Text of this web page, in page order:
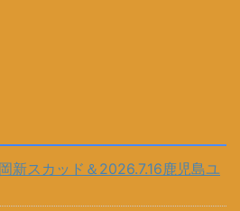
新スカッド＆2026.7.16鹿児島ユ